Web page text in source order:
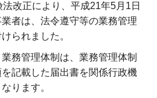
改正により、平成21年5月1日
者は、法令遵守等の業務管理
られました。
務管理体制は、業務管理体制
記載した届出書を関係行政機
ります。